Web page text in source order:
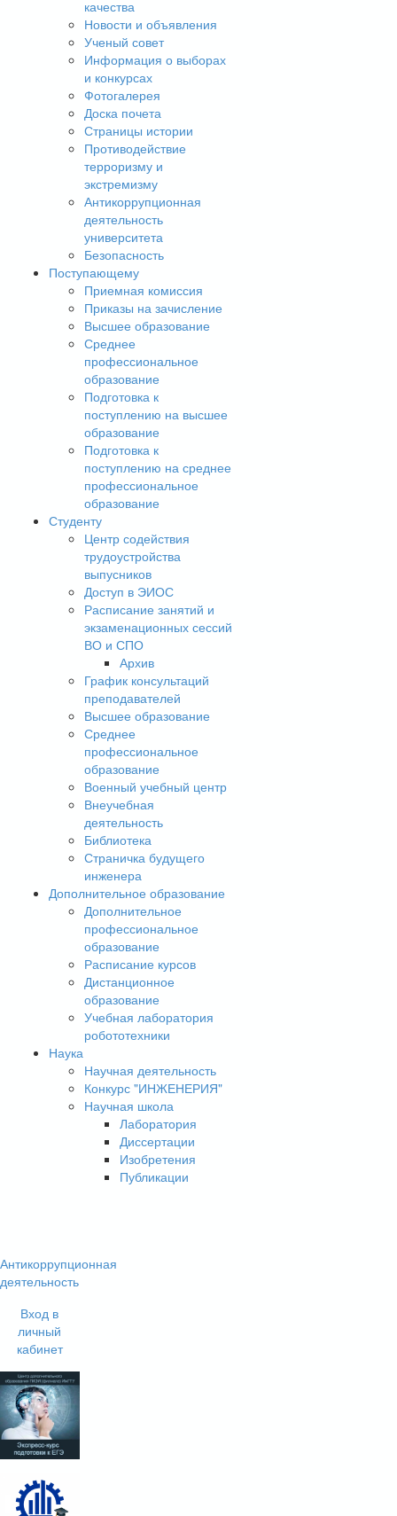
качества
Новости и объявления
Ученый совет
Информация о выборах
и конкурсах
Фотогалерея
Доска почета
Страницы истории
Противодействие
терроризму и
экстремизму
Антикоррупционная
деятельность
университета
Безопасность
Поступающему
Приемная комиссия
Приказы на зачисление
Высшее образование
Среднее
профессиональное
образование
Подготовка к
поступлению на высшее
образование
Подготовка к
поступлению на среднее
профессиональное
образование
Студенту
Центр содействия
трудоустройства
выпусников
Доступ в ЭИОС
Расписание занятий и
экзаменационных сессий
ВО и СПО
Архив
График консультаций
преподавателей
Высшее образование
Среднее
профессиональное
образование
Военный учебный центр
Внеучебная
деятельность
Библиотека
Страничка будущего
инженера
Дополнительное образование
Дополнительное
профессиональное
образование
Расписание курсов
Дистанционное
образование
Учебная лаборатория
робототехники
Наука
Научная деятельность
Конкурс "ИНЖЕНЕРИЯ"
Научная школа
Лаборатория
Диссертации
Изобретения
Публикации
Антикоррупционная
деятельность
Вход в
личный
кабинет